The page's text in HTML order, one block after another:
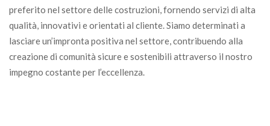
preferito nel settore delle costruzioni, fornendo servizi di alta
qualità, innovativi e orientati al cliente. Siamo determinati a
lasciare un’impronta positiva nel settore, contribuendo alla
creazione di comunità sicure e sostenibili attraverso il nostro
impegno costante per l’eccellenza.